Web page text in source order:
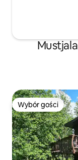
Wybór gości
Wybór gości